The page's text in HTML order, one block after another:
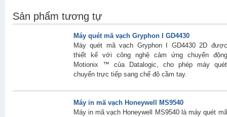
Sản phẩm tương tự
Máy quét mã vạch Gryphon I GD4430
Máy quét mã vạch Gryphon I GD4430 2D được
thiết kế với công nghệ cảm ứng chuyển động
Motionix ™ của Datalogic, cho phép máy quét
chuyển trực tiếp sang chế độ cầm tay.
Máy in mã vạch Honeywell MS9540
Máy in mã vạch Honeywell MS9540 là máy quét mã